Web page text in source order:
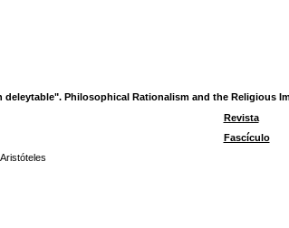
Philosophical Rationalism and the Religious
Revista
Fascículo
Aristóteles